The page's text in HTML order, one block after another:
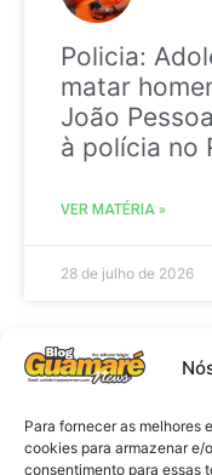
Para fornecer as melhores
cookies para armazenar e/
consentimento para essas
Policia:
matar
João
à polícia no
VER MATÉRIA »
28 de julho de 2026